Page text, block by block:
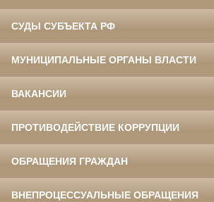
СУДЫ СУБЪЕКТА РФ
МУНИЦИПАЛЬНЫЕ ОРГАНЫ ВЛАСТИ
ВАКАНСИИ
ПРОТИВОДЕЙСТВИЕ КОРРУПЦИИ
ОБРАЩЕНИЯ ГРАЖДАН
ВНЕПРОЦЕССУАЛЬНЫЕ ОБРАЩЕНИЯ